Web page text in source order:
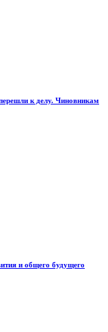
к делу. Чиновникам
и общего будущего